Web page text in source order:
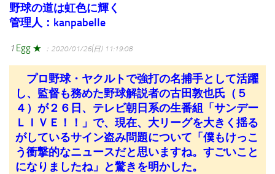
野球の道は虹色に輝く
管理人：kanpabelle
1 Egg ★ ：2020/01/26(日) 11:19:08
プロ野球・ヤクルトで強打の名捕手として活躍
し、監督も務めた野球解説者の古田敦也氏（５
４）が２６日、テレビ朝日系の生番組「サンデー
ＬＩＶＥ！！」で、現在、大リーグを大きく揺る
がしているサイン盗み問題について「僕もけっこ
う衝撃的なニュースだと思いますね。すごいこと
になりましたね」と驚きを明かした。